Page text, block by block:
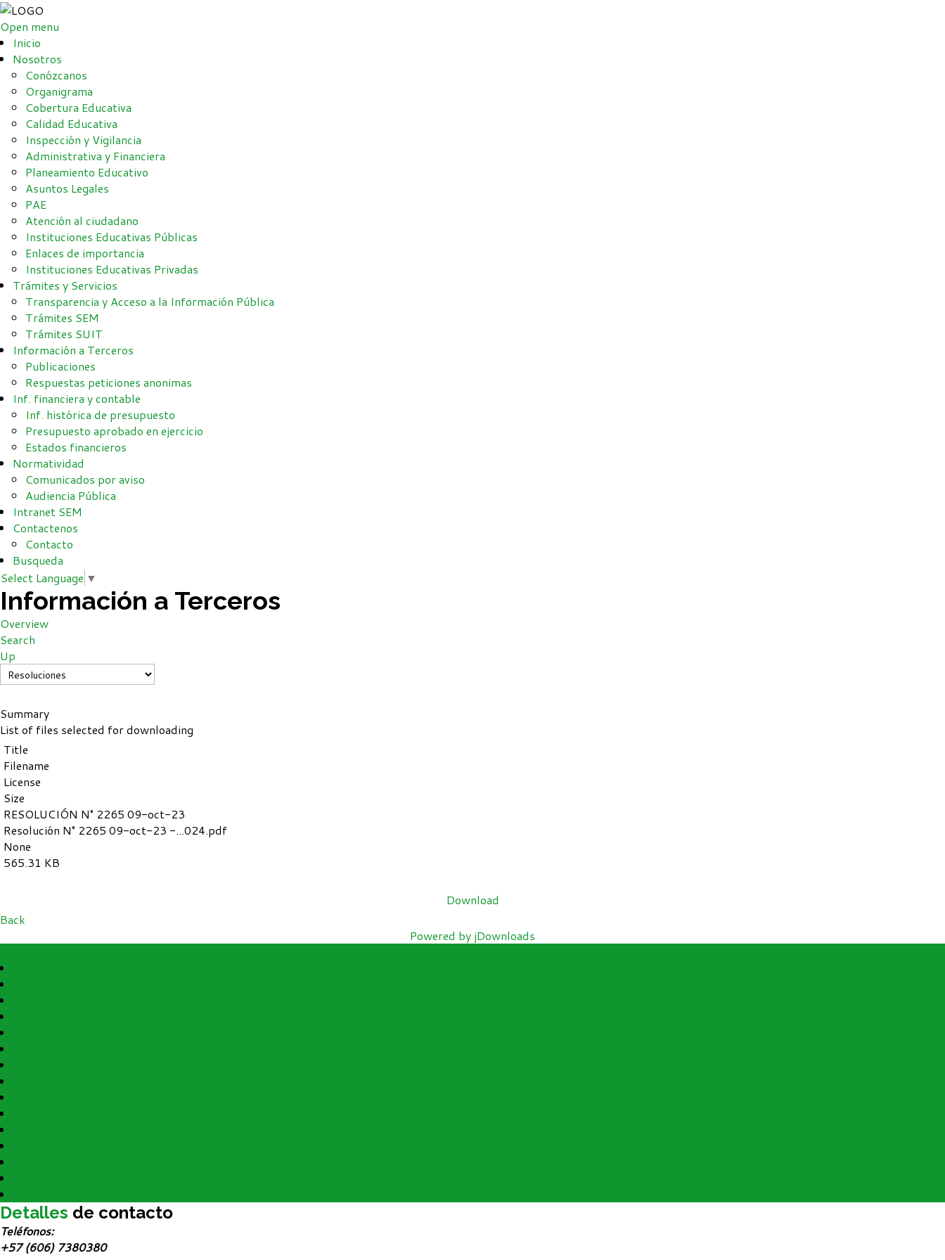
Open menu
Inicio
Nosotros
Conózcanos
Organigrama
Cobertura Educativa
Calidad Educativa
Inspección y Vigilancia
Administrativa y Financiera
Planeamiento Educativo
Asuntos Legales
PAE
Atención al ciudadano
Instituciones Educativas Públicas
Enlaces de importancia
Instituciones Educativas Privadas
Trámites y Servicios
Transparencia y Acceso a la Información Pública
Trámites SEM
Trámites SUIT
Información a Terceros
Publicaciones
Respuestas peticiones anonimas
Inf. financiera y contable
Inf. histórica de presupuesto
Presupuesto aprobado en ejercicio
Estados financieros
Normatividad
Comunicados por aviso
Audiencia Pública
Intranet SEM
Contactenos
Contacto
Busqueda
Select Language ▼
Información a Terceros
Overview
Search
Up
Summary
List of files selected for downloading
Title
Filename
License
Size
RESOLUCIÓN N° 2265 09-oct-23
Resolución N° 2265 09-oct-23 -...024.pdf
None
565.31 KB
Download
Back
Powered by jDownloads
Detalles de contacto
Teléfonos:
+57 (606) 7380380